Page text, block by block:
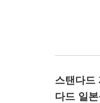
스탠다드
다드 일